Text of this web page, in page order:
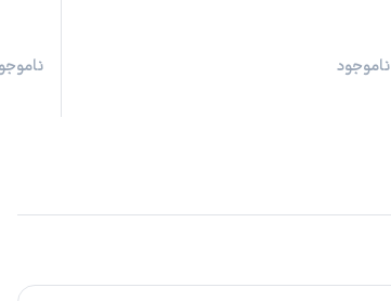
ناموجود